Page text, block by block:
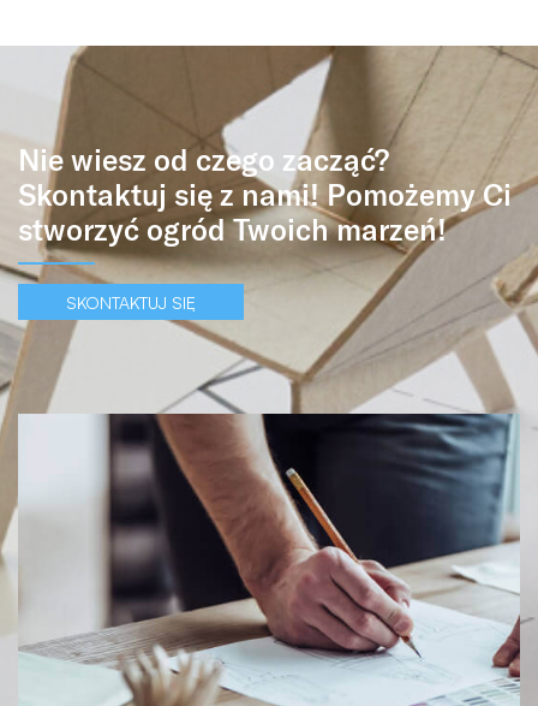
Nie wiesz od czego zacząć?
Skontaktuj się z nami! Pomożemy Ci
stworzyć ogród Twoich marzeń!
SKONTAKTUJ SIĘ